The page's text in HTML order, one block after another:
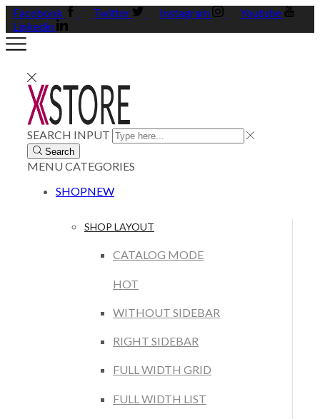
Facebook Twitter Instagram
Youtube
Linkedin
SEARCH INPUT
Search
MENUCATEGORIES
SHOPNEW
SHOP LAYOUT
CATALOG MODE
HOT
WITHOUT SIDEBAR
RIGHT SIDEBAR
FULL WIDTH GRID
FULL WIDTH LIST